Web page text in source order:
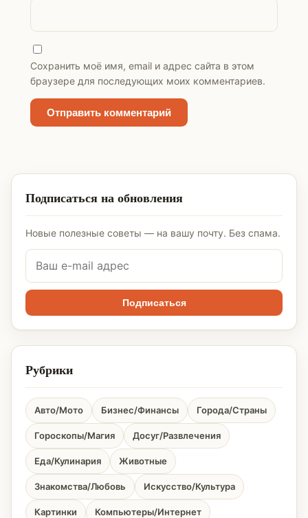
Сохранить моё имя, email и адрес сайта в этом
браузере для последующих моих комментариев.
Подписаться на обновления
Новые полезные советы — на вашу почту. Без спама.
Подписаться
Рубрики
Авто/Мото Бизнес/Финансы Города/Страны
Гороскопы/Магия Досуг/Развлечения
Еда/Кулинария Животные
Знакомства/Любовь Искусство/Культура
Картинки Компьютеры/Интернет